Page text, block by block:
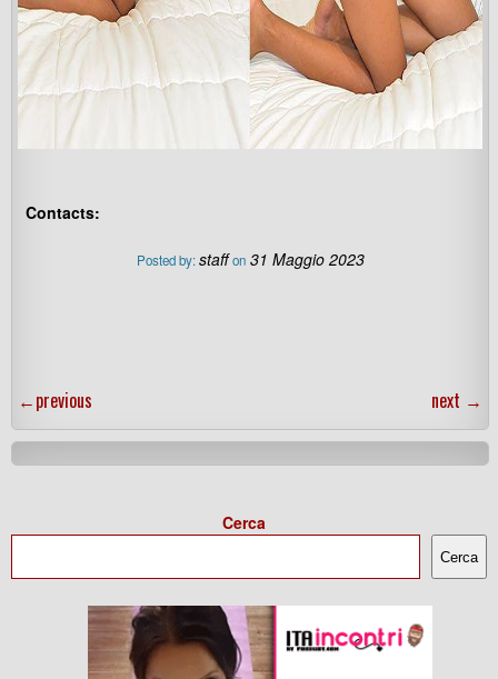
Contacts:
Posted by:staff on 31 Maggio 2023
←previous next →
Cerca
Cerca